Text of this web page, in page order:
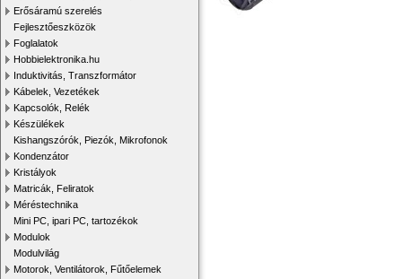
Erősáramú szerelés
Fejlesztőeszközök
Foglalatok
Hobbielektronika.hu
Induktivitás, Transzformátor
Kábelek, Vezetékek
Kapcsolók, Relék
Készülékek
Kishangszórók, Piezók, Mikrofonok
Kondenzátor
Kristályok
Matricák, Feliratok
Méréstechnika
Mini PC, ipari PC, tartozékok
Modulok
Modulvilág
Motorok, Ventilátorok, Fűtőelemek